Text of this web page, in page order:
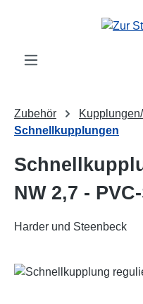
Zum Hauptinhalt springen
Zubehör
Schnellkupplungen
NW 2,7 -
Harder und Steenbeck
Bildergalerie